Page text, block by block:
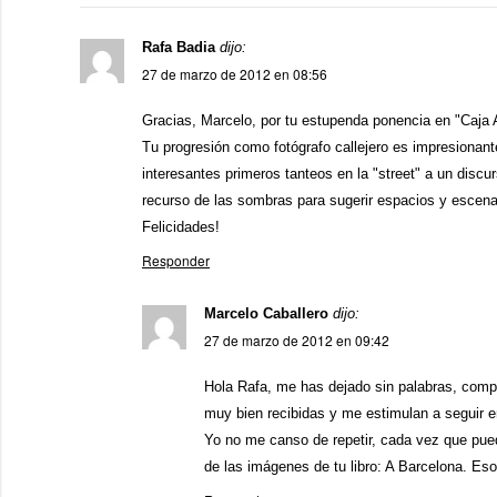
Rafa Badia dijo:
27 de marzo de 2012 en 08:56
Gracias, Marcelo, por tu estupenda ponencia en
Tu progresión como fotógrafo callejero es
interesantes primeros tanteos en la "street" a un
recurso de las sombras para sugerir espacios y
Felicidades!
Responder
Marcelo Caballero dijo:
27 de marzo de 2012 en 09:42
Hola Rafa, me has dejado sin palabras,
muy bien recibidas y me estimulan a seguir
Yo no me canso de repetir, cada vez que
de las imágenes de tu libro: A Barcelona.